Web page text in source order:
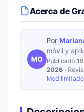
Acerca de
MO
Por
móvil y
Publicado
2026 ·
Modilimitado